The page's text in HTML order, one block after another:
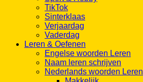
TikTok
Sinterklaas
Verjaardag
Vaderdag
Leren & Oefenen
Engelse woorden Leren
Naam leren schrijven
Nederlands woorden Leren